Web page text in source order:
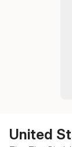
United